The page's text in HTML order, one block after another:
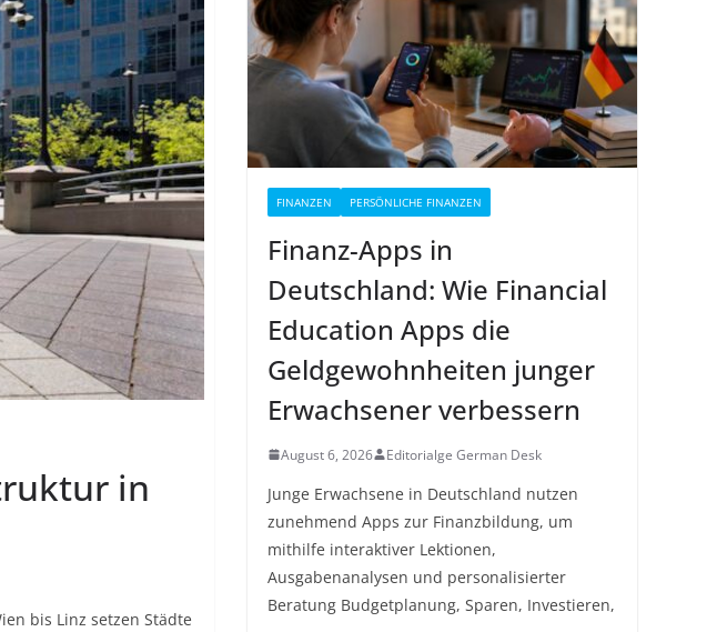
in
bis Linz setzen Städte
FINANZEN PERSÖNLICHE FINANZEN
Finanz-Apps in
Deutschland: Wie Financial
Education Apps die
Geldgewohnheiten junger
Erwachsener verbessern
August 6, 2026 Editorialge German Desk
Junge Erwachsene in Deutschland nutzen
zunehmend Apps zur Finanzbildung, um
mithilfe interaktiver Lektionen,
Ausgabenanalysen und personalisierter
Beratung Budgetplanung, Sparen, Investieren,